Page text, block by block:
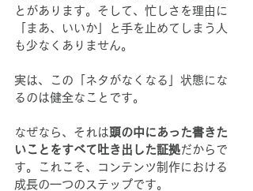
とがあります。そして、忙しさを理由に
「まあ、いいか」と手を止めてしまう人
も少なくありません。
実は、この「ネタがなくなる」状態にな
るのは健全なことです。
なぜなら、それは頭の中にあった書きた
いことをすべて吐き出した証拠だからで
す。これこそ、コンテンツ制作における
成長の一つのステップです。